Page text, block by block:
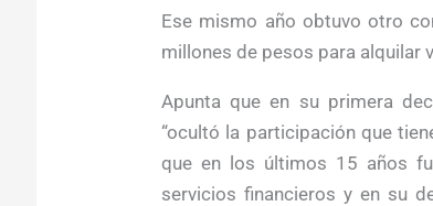
Ese mismo año obtuvo otro
millones de pesos para alquilar
Apunta que en su primera
“ocultó la participación que
que en los últimos 15 años
servicios financieros y en su